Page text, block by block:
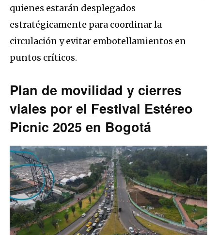
quienes estarán desplegados
estratégicamente para coordinar la
circulación y evitar embotellamientos en
puntos críticos.
Plan de movilidad y cierres
viales por el Festival Estéreo
Picnic 2025 en Bogotá